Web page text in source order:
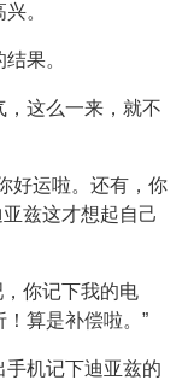
。
果。
这么一来，就不
好运啦。还有，你
兹这才想起自己
你记下我的电
算是补偿啦。”
机记下迪亚兹的